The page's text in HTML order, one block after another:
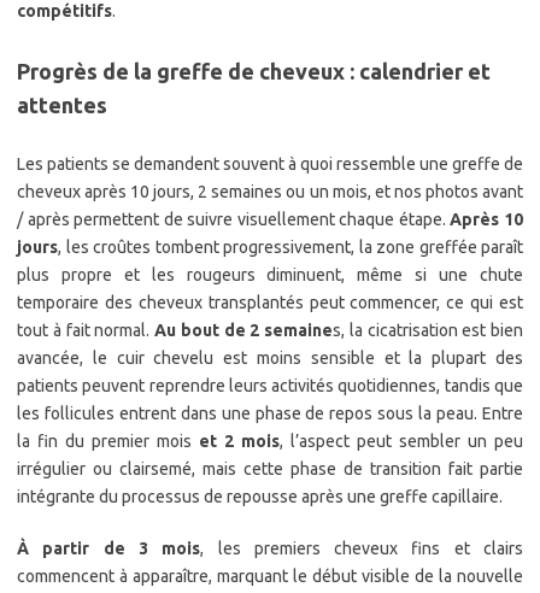
compétitifs.
Progrès de la greffe de cheveux : calendrier et
attentes
Les patients se demandent souvent à quoi ressemble une greffe de
cheveux après 10 jours, 2 semaines ou un mois, et nos photos avant
/ après permettent de suivre visuellement chaque étape.Après 10
jours, les croûtes tombent progressivement, la zone greffée paraît
plus propre et les rougeurs diminuent, même si une chute
temporaire des cheveux transplantés peut commencer, ce qui est
tout à fait normal. Au bout de 2 semaines, la cicatrisation est bien
avancée, le cuir chevelu est moins sensible et la plupart des
patients peuvent reprendre leurs activités quotidiennes, tandis que
les follicules entrent dans une phase de repos sous la peau. Entre
la fin du premier mois et 2 mois, l’aspect peut sembler un peu
irrégulier ou clairsemé, mais cette phase de transition fait partie
intégrante du processus de repousse après une greffe capillaire.​
À partir de 3 mois, les premiers cheveux fins et clairs
commencent à apparaître, marquant le début visible de la nouvelle